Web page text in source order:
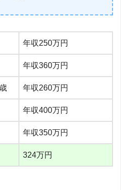
年収250万円
年収360万円
年収260万円
年収400万円
年収350万円
324万円